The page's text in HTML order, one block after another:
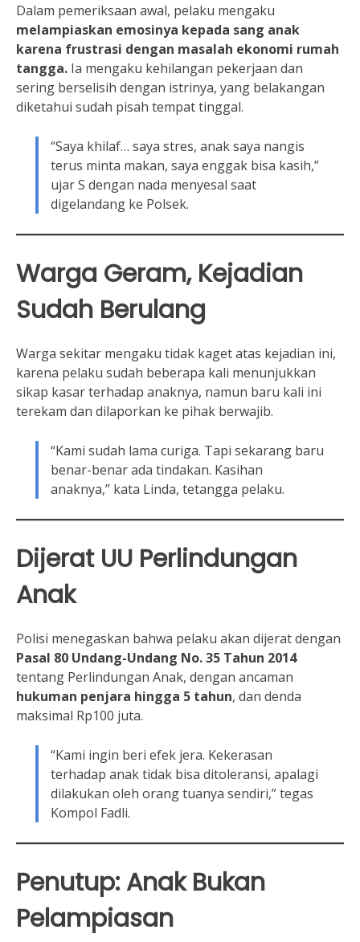
Dalam pemeriksaan awal, pelaku mengaku
melampiaskan emosinya kepada sang anak
karena frustrasi dengan masalah ekonomi rumah
tangga. Ia mengaku kehilangan pekerjaan dan
sering berselisih dengan istrinya, yang belakangan
diketahui sudah pisah tempat tinggal.
“Saya khilaf… saya stres, anak saya nangis
terus minta makan, saya enggak bisa kasih,”
ujar S dengan nada menyesal saat
digelandang ke Polsek.
Warga Geram, Kejadian
Sudah Berulang
Warga sekitar mengaku tidak kaget atas kejadian ini,
karena pelaku sudah beberapa kali menunjukkan
sikap kasar terhadap anaknya, namun baru kali ini
terekam dan dilaporkan ke pihak berwajib.
“Kami sudah lama curiga. Tapi sekarang baru
benar-benar ada tindakan. Kasihan
anaknya,” kata Linda, tetangga pelaku.
Dijerat UU Perlindungan
Anak
Polisi menegaskan bahwa pelaku akan dijerat dengan
Pasal 80 Undang-Undang No. 35 Tahun 2014
tentang Perlindungan Anak, dengan ancaman
hukuman penjara hingga 5 tahun, dan denda
maksimal Rp100 juta.
“Kami ingin beri efek jera. Kekerasan
terhadap anak tidak bisa ditoleransi, apalagi
dilakukan oleh orang tuanya sendiri,” tegas
Kompol Fadli.
Penutup: Anak Bukan
Pelampiasan